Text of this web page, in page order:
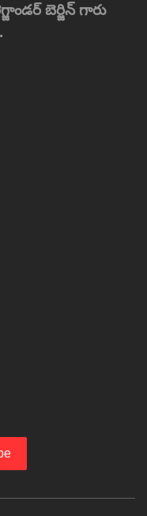
బెర్జిన్ గారు